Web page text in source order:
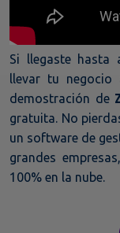
Si llegaste hasta
llevar tu negocio
demostración de
gratuita. No
un software de
grandes
100% en la nube.